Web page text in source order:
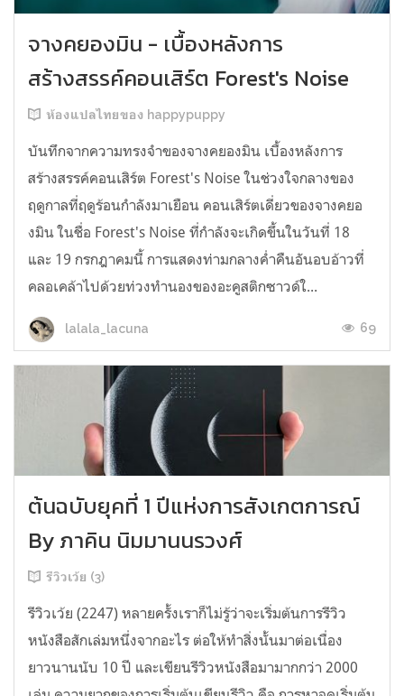
จางคยองมิน - เบื้องหลังการ
สร้างสรรค์คอนเสิร์ต Forest's Noise
ห้องแปลไทยของ happypuppy
บันทึกจากความทรงจำของจางคยองมิน เบื้องหลังการ
สร้างสรรค์คอนเสิร์ต Forest's Noise ในช่วงใจกลางของ
ฤดูกาลที่ฤดูร้อนกำลังมาเยือน คอนเสิร์ตเดี่ยวของจางคยอ
งมิน ในชื่อ Forest's Noise ที่กำลังจะเกิดขึ้นในวันที่ 18
และ 19 กรกฎาคมนี้ การแสดงท่ามกลางค่ำคืนอันอบอ้าวที่
คลอเคล้าไปด้วยท่วงทำนองของอะคูสติกซาวด์ใ...
lalala_lacuna 69
ต้นฉบับยุคที่ 1 ปีแห่งการสังเกตการณ์
By ภาคิน นิมมานนรวงศ์
รีวิวเว้ย (3)
รีวิวเว้ย (2247) หลายครั้งเราก็ไม่รู้ว่าจะเริ่มต้นการรีวิว
หนังสือสักเล่มหนึ่งจากอะไร ต่อให้ทำสิ่งนั้นมาต่อเนื่อง
ยาวนานนับ 10 ปี และเขียนรีวิวหนังสือมามากกว่า 2000